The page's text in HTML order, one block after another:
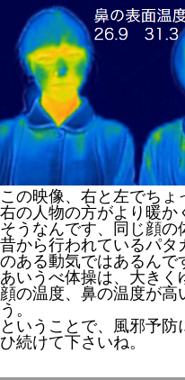
この映像、右と左でち
右の人物の方がより暖か
そうなんです、同じ顔
昔から行われているパタ
のある動気ではあるんで
あいうべ体操は、大き
顔の温度、鼻の温度が
う。
ということで、風邪予
ひ続けて下さいね。